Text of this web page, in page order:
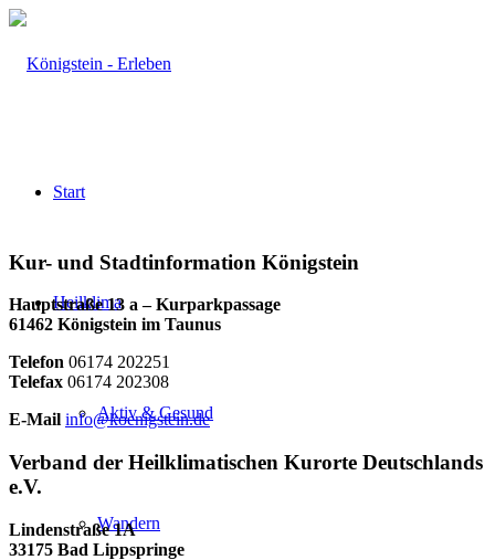
Start
Heilklima
Aktiv & Gesund
Wandern
Kur- und Stadtinformation Königstein
Hauptstraße 13 a – Kurparkpassage
61462 Königstein im Taunus
Telefon 06174 202251
Telefax 06174 202308
E-Mail info@koenigstein.de
Verband der Heilklimatischen Kurorte Deutschlands
e.V.
Lindenstraße 1A
33175 Bad Lippspringe